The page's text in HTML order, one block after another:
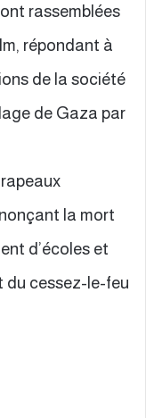
rassemblées
répondant à
de la société
de Gaza par
la mort
d’écoles et
du cessez-le-feu